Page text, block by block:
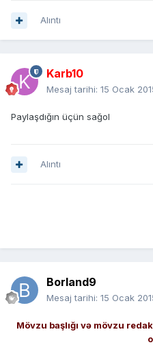
Alıntı
Karb10
Mesaj tarihi: 15 Ocak
Paylaşdığın üçün sağol
Alıntı
Borland9
Mesaj tarihi: 15 Ocak
Mövzu başlığı və mövzu